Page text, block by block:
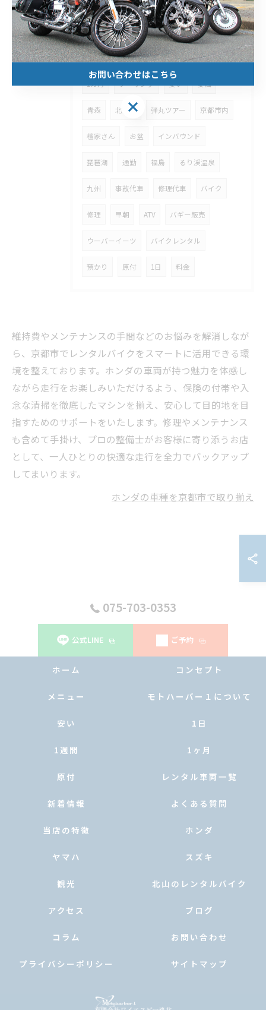
車種 プラン 安心 代車 配達
短期 長期 保険 お寺さん
予約サイト 24時間 観光 1週間
1カ月 ツーリング 安い 安価
青森 北海道 弾丸ツアー 京都市内
檀家さん お盆 インバウンド
琵琶湖 通勤 福島 るり渓温泉
九州 事故代車 修理代車 バイク
修理 早朝 ATV バギー販売
ウーバーイーツ バイクレンタル
預かり 原付 1日 料金
維持費やメンテナンスの手間などのお悩みを解消しなが
ら、京都市でレンタルバイクをスマートに活用できる環
境を整えております。ホンダの車両が持つ魅力を体感し
ながら走行をお楽しみいただけるよう、保険の付帯や入
念な清掃を徹底したマシンを揃え、安心して目的地を目
指すためのサポートをいたします。修理やメンテナンス
も含めて手掛け、プロの整備士がお客様に寄り添うお店
として、一人ひとりの快適な走行を全力でバックアップ
してまいります。
ホンダの車種を京都市で取り揃え
075-703-0353
公式LINE ご予約
ホーム コンセプト
メニュー モトハーバー１について
安い 1日
1週間 1ヶ月
原付 レンタル車両一覧
新着情報 よくある質問
当店の特徴 ホンダ
ヤマハ スズキ
観光 北山のレンタルバイク
アクセス ブログ
コラム お問い合わせ
プライバシーポリシー サイトマップ
お問い合わせはこちら